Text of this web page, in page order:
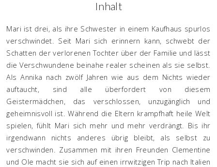
Inhalt
Mari ist drei, als ihre Schwester in einem Kaufhaus spurlos
verschwindet. Seit Mari sich erinnern kann, schwebt der
Schatten der verlorenen Tochter über der Familie und lässt
die Verschwundene beinahe realer scheinen als sie selbst.
Als Annika nach zwölf Jahren wie aus dem Nichts wieder
auftaucht, sind alle überfordert von diesem
Geistermädchen, das verschlossen, unzugänglich und
geheimnisvoll ist. Während die Eltern krampfhaft heile Welt
spielen, fühlt Mari sich mehr und mehr verdrängt. Bis ihr
irgendwann nichts anderes übrig bleibt, als selbst zu
verschwinden. Zusammen mit ihren Freunden Clementine
und Ole macht sie sich auf einen irrwitzigen Trip nach Italien